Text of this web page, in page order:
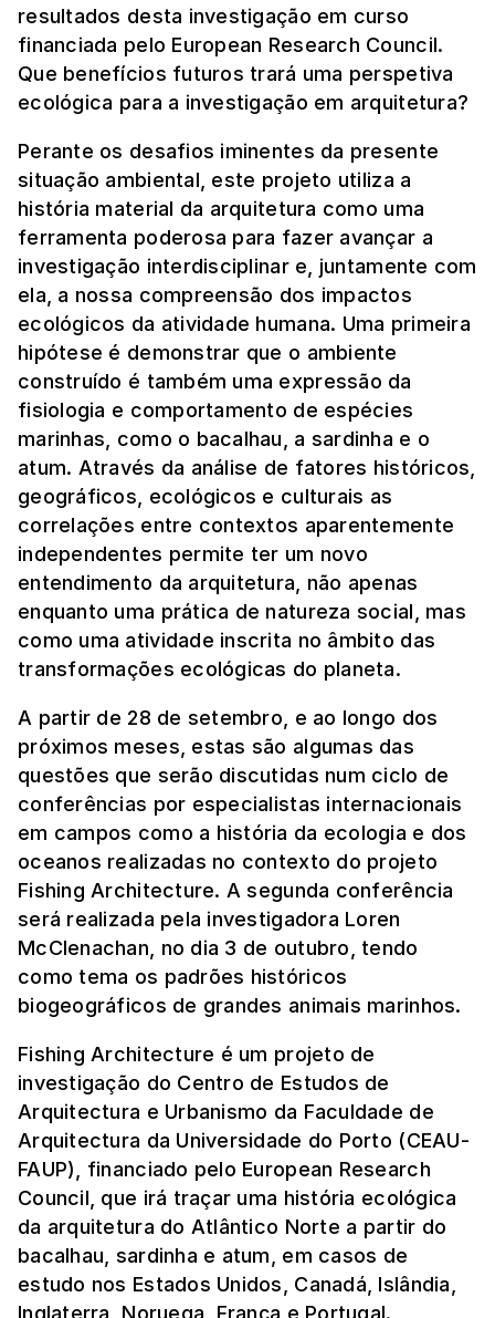
resultados desta investigação em curso
financiada pelo European Research Council.
Que benefícios futuros trará uma perspetiva
ecológica para a investigação em arquitetura?
Perante os desafios iminentes da presente
situação ambiental, este projeto utiliza a
história material da arquitetura como uma
ferramenta poderosa para fazer avançar a
investigação interdisciplinar e, juntamente com
ela, a nossa compreensão dos impactos
ecológicos da atividade humana. Uma primeira
hipótese é demonstrar que o ambiente
construído é também uma expressão da
fisiologia e comportamento de espécies
marinhas, como o bacalhau, a sardinha e o
atum. Através da análise de fatores históricos,
geográficos, ecológicos e culturais as
correlações entre contextos aparentemente
independentes permite ter um novo
entendimento da arquitetura, não apenas
enquanto uma prática de natureza social, mas
como uma atividade inscrita no âmbito das
transformações ecológicas do planeta.
A partir de 28 de setembro, e ao longo dos
próximos meses, estas são algumas das
questões que serão discutidas num ciclo de
conferências por especialistas internacionais
em campos como a história da ecologia e dos
oceanos realizadas no contexto do projeto
Fishing Architecture. A segunda conferência
será realizada pela investigadora Loren
McClenachan, no dia 3 de outubro, tendo
como tema os padrões históricos
biogeográficos de grandes animais marinhos.
Fishing Architecture é um projeto de
investigação do Centro de Estudos de
Arquitectura e Urbanismo da Faculdade de
Arquitectura da Universidade do Porto (CEAU-
FAUP), financiado pelo European Research
Council, que irá traçar uma história ecológica
da arquitetura do Atlântico Norte a partir do
bacalhau, sardinha e atum, em casos de
estudo nos Estados Unidos, Canadá, Islândia,
Inglaterra, Noruega, França e Portugal.